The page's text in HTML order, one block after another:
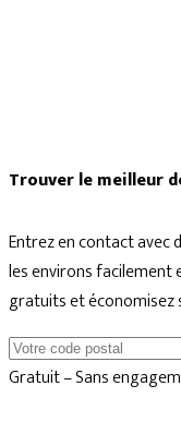
Trouver le meilleur
Entrez en contact avec
les environs facilement
gratuits et économisez
Gratuit – Sans